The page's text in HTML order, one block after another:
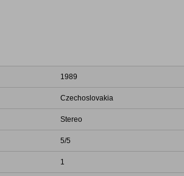
1989
Czechoslovakia
Stereo
5/5
1